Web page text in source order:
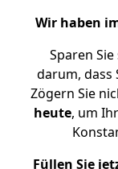
Wir haben
Sparen
darum, dass
Zögern Sie
heute, um
Füllen Sie